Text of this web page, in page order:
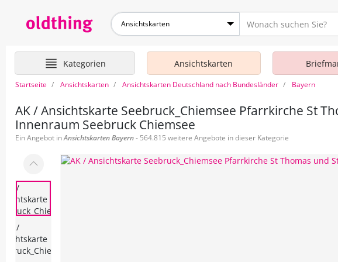
Ansichtskarten
Kategorien Ansichtskarten
Startseite Ansichtskarten Ansichtskarten Deutschland nach Bundesländer Bayern
AK / Ansichtskarte Seebruck_Chiemsee Pfarrkirche St
Innenraum Seebruck Chiemsee
Ein Angebot inAnsichtskartenBayern- 564.815 weitere Angebote in dieser Kategorie